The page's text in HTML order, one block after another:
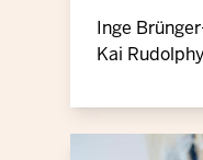
Inge
Kai